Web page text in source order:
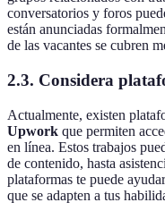
conversatorios y foros
están anunciadas
de las vacantes se cubren
2.3. Considera
Actualmente, existen
Upwork que permiten
en línea. Estos trabajos
de contenido, hasta
plataformas te puede
que se adapten a tus